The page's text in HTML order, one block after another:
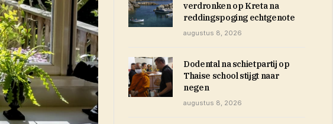
verdronken op Kreta na
reddingspoging echtgenote
augustus 8, 2026
Dodental na schietpartij op
Thaise school stijgt naar
negen
augustus 8, 2026